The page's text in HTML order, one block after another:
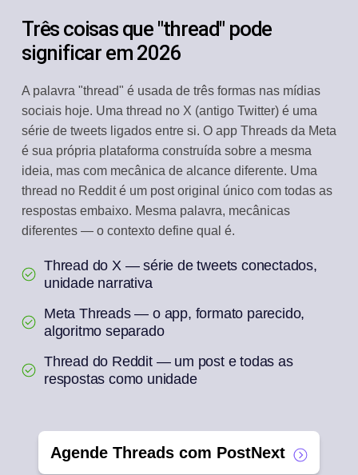
Três coisas que "thread" pode
significar em 2026
A palavra "thread" é usada de três formas nas mídias
sociais hoje. Uma thread no X (antigo Twitter) é uma
série de tweets ligados entre si. O app Threads da Meta
é sua própria plataforma construída sobre a mesma
ideia, mas com mecânica de alcance diferente. Uma
thread no Reddit é um post original único com todas as
respostas embaixo. Mesma palavra, mecânicas
diferentes — o contexto define qual é.
Thread do X — série de tweets conectados,
unidade narrativa
Meta Threads — o app, formato parecido,
algoritmo separado
Thread do Reddit — um post e todas as
respostas como unidade
Agende Threads com PostNext